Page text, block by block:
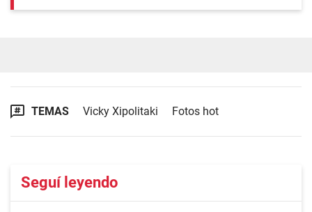
TEMAS Vicky Xipolitaki Fotos hot
Seguí leyendo